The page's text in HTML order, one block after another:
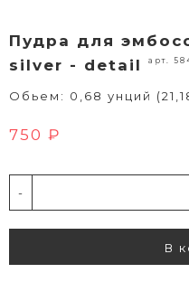
Пудра для
silver - detail
арт.
Обьем: 0,68 унций
750 ₽
-
В